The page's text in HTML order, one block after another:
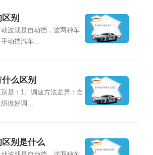
别
波就是自动挡，这两种车
动挡汽车...
么区别
是：1、调速方法差异：自
做好调...
别是什么